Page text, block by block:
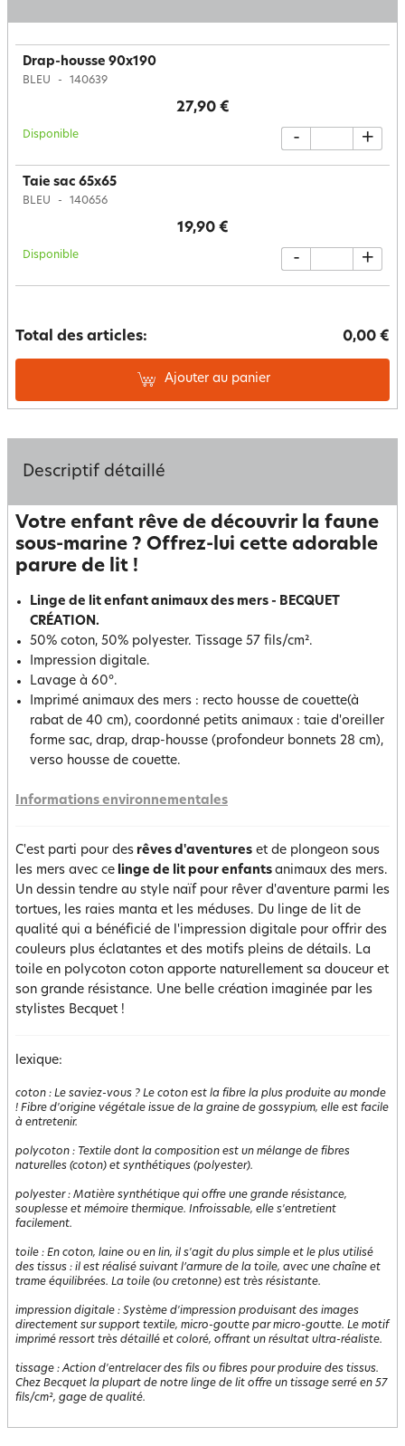
Drap-housse 90x190
BLEU 140639
27,90 €
Disponible - +
Taie sac 65x65
BLEU 140656
19,90 €
Disponible - +
Total des articles: 0,00 €
Ajouter au panier
Descriptif détaillé
Votre enfant rêve de découvrir la faune
sous-marine ? Offrez-lui cette adorable
parure de lit !
Linge de lit enfant animaux des mers - BECQUET
CRÉATION.
50% coton, 50% polyester. Tissage 57 fils/cm².
Impression digitale.
Lavage à 60°.
Imprimé animaux des mers : recto housse de couette(à
rabat de 40 cm), coordonné petits animaux : taie d'oreiller
forme sac, drap, drap-housse (profondeur bonnets 28 cm),
verso housse de couette.
Informations environnementales
C'est parti pour des rêves d'aventures et de plongeon sous
les mers avec ce linge de lit pour enfants animaux des mers.
Un dessin tendre au style naïf pour rêver d'aventure parmi les
tortues, les raies manta et les méduses. Du linge de lit de
qualité qui a bénéficié de l'impression digitale pour offrir des
couleurs plus éclatantes et des motifs pleins de détails. La
toile en polycoton coton apporte naturellement sa douceur et
son grande résistance. Une belle création imaginée par les
stylistes Becquet !
lexique:
coton : Le saviez-vous ? Le coton est la fibre la plus produite au monde
! Fibre d'origine végétale issue de la graine de gossypium, elle est facile
à entretenir.
polycoton : Textile dont la composition est un mélange de fibres
naturelles (coton) et synthétiques (polyester).
polyester: Matière synthétique qui offre une grande résistance,
souplesse et mémoire thermique. Infroissable, elle s'entretient
facilement.
toile : En coton, laine ou en lin, il s'agit du plus simple et le plus utilisé
des tissus : il est réalisé suivant l’armure de la toile, avec une chaîne et
trame équilibrées. La toile (ou cretonne) est très résistante.
impression digitale : Système d'impression produisant des images
directement sur support textile, micro-goutte par micro-goutte. Le motif
imprimé ressort très détaillé et coloré, offrant un résultat ultra-réaliste.
tissage :Action d'entrelacer des fils ou fibres pour produire des tissus.
Chez Becquet la plupart de notre linge de lit offre un tissage serré en 57
fils/cm², gage de qualité.